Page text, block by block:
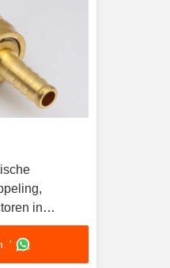
in
'